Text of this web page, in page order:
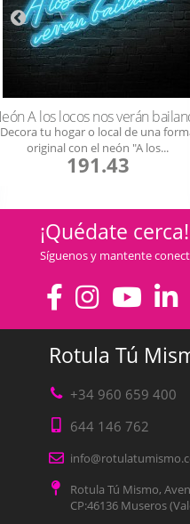
A los locos nos verán
Decora tu hogar o local de una
original con el neón "A los...
191.43
¡Quédate cerca!
Síguenos y mantente
Rotula Tú
+34 960 659 400
644 146 762
Rotula Tú Mismo,
CP:46136 Museros